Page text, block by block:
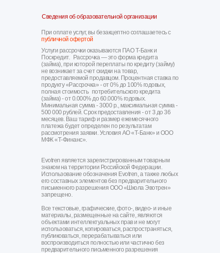
При оплате услуг, вы безакцептно соглашаетесь с
публичной офертой
Услуги рассрочки оказываются ПАО Т-Банк и
Поскредит. Рассрочка — это форма кредита
(займа), при которой переплаты по кредиту (займу)
не возникает за счет скидки на товар,
предоставляемой продавцом. Процентная ставка по
продукту «Рассрочка» - от 0% до 100% годовых,
полная стоимость потребительского кредита
(займа) - от 0.000% до 60.000% годовых.
Минимальная сумма - 3000 р., максимальная сумма -
500 000 рублей. Срок предоставления - от 3 до 36
месяцев. Ваш тариф и размер ежемесячного
платежа будет определен по результатам
рассмотрения заявки. Условия АО «Т-Банк» и ООО
МФК «Т-Финанс».
Evotren является зарегистрированным товарным
знаком на территории Российской Федерации.
Использование обозначения Evotren, а также любых
его составных элементов без предварительного
письменного разрешения ООО «Школа Эвотрен»
запрещено.
Все текстовые, графические, фото-, видео- и иные
материалы, размещенные на сайте, являются
объектами интеллектуальных прав и не могут
использоваться, копироваться, распространяться,
публиковаться, перерабатываться или
воспроизводиться полностью или частично без
предварительного письменного разрешения
Сведения об образовательной организации